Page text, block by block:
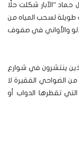
“الآبار شكلت حلًا
طويلة لسحب المياه من
والأواني في صفوف
ينتشرون في شوارع
من الضواحي الفقيرة لا
التي تقطرها الدواب أو